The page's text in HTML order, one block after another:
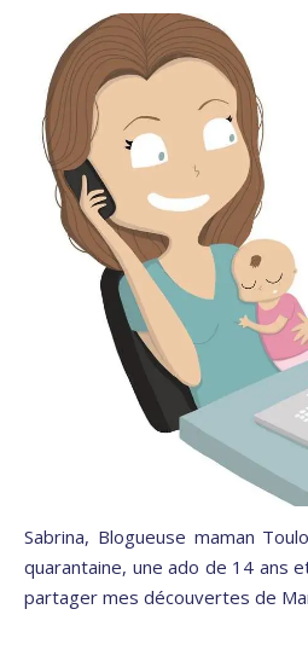
Sabrina, Blogueuse maman
quarantaine, une ado de 14 ans
partager mes découvertes de